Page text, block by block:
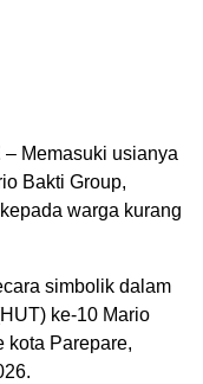
– Memasuki usianya
Bakti Group,
warga kurang
simbolik dalam
ke-10 Mario
kota Parepare,